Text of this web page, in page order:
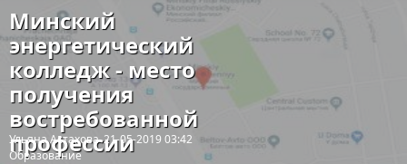
Минский
энергетический
колледж - место
получения
востребованной
профессии
Ульяна Астахова 21-05-2019 03:42
Образование